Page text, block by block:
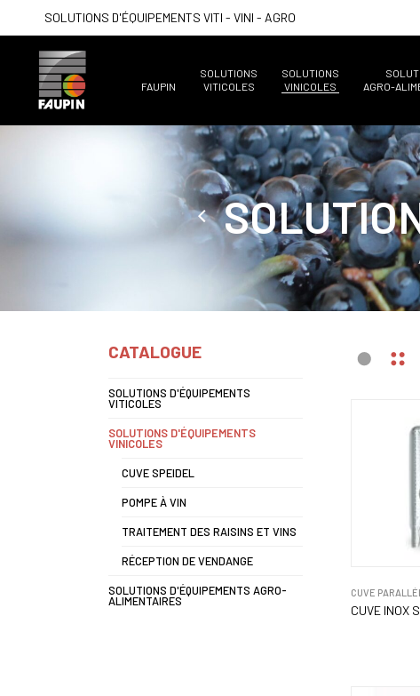
SOLUTIONS D'ÉQUIPEMENTS VITI - VINI - AGRO
FAUPIN
SOLUTIONS
VITICOLES
SOLUTIONS
VINICOLES
AGRO-
CATALOGUE
SOLUTIONS D'ÉQUIPEMENTS
VITICOLES
SOLUTIONS D'ÉQUIPEMENTS
VINICOLES
CUVE SPEIDEL
POMPE À VIN
TRAITEMENT DES RAISINS ET VINS
RÉCEPTION DE VENDANGE
SOLUTIONS D'ÉQUIPEMENTS AGRO-
ALIMENTAIRES
CUVE
CUVE INOX